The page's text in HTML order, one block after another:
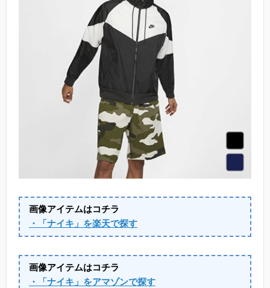
画像アイテムはコチラ
・「ナイキ」を楽天で探す
画像アイテムはコチラ
・「ナイキ」をアマゾンで探す